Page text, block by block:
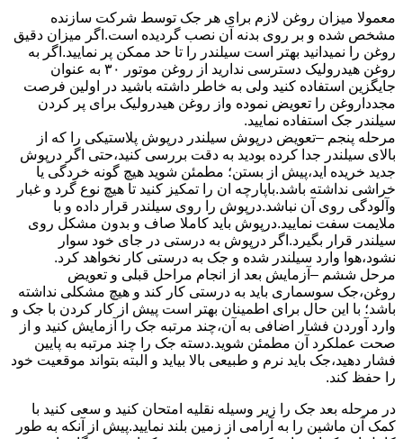
معمولا میزان روغن لازم برای هر جک توسط شرکت سازنده
مشخص شده و بر روی بدنه آن نصب گردیده است.اگر میزان دقیق
روغن را نمیدانید بهتر است سیلندر را تا حد ممکن پر نمایید.اگر به
روغن هیدرولیک دسترسی ندارید از روغن موتور ۳۰ به عنوان
جایگزین استفاده کنید ولی به خاطر داشته باشید در اولین فرصت
مجدداروغن را تعویض نموده واز روغن هیدرولیک برای پر کردن
سیلندر جک استفاده نمایید.
مرحله پنجم –تعویض درپوش سیلندر درپوش پلاستیکی را که از
بالای سیلندر جدا کرده بودید به دقت بررسی کنید،حتی اگر درپوش
جدید خریده اید،پیش از بستن؛ مطمئن شوید هیچ گونه خردگی یا
خراشی نداشته باشد.باپارچه ان را تمکیز کنید تا هیچ نوع گرد و غبار
وآلودگی روی آن نباشد.درپوش را روی سیلندر قرار داده و با
ملایمت سفت نمایید.درپوش باید کاملا صاف و بدون مشکل روی
سیلندر قرار بگیرد.اگر درپوش به درستی در جای خود سوار
نشود،هوا وارد سیلندر شده و جک به درستی کار نخواهد کرد.
مرحل ششم –آزمایش بعد از انجام مراحل قبلی و تعویض
روغن،جک سوسماری باید به درستی کار کند و هیچ مشکلی نداشته
باشد؛ با این حال برای اطمینان بهتر است پیش از کار کردن با جک و
وارد آوردن فشار اضافی به آن،چند مرتبه جک را آزمایش کنید و از
صحت عملکرد آن مطمئن شوید.دسته جک را چند مرتبه به پایین
فشار دهید،جک باید نرم و طبیعی بالا بیاید و البته بتواند موقعیت خود
را حفظ کند.
در مرحله بعد جک را زیر وسیله نقلیه امتحان کنید و سعی کنید با
کمک آن ماشین را به آرامی از زمین بلند نمایید.پیش از آنکه به طور